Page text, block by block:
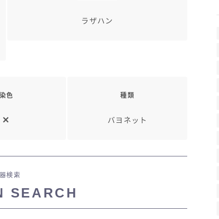
ラザハン
染色 種類
バヨネット
検索
SEARCH